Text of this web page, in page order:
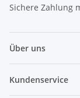
Sichere Zahlung
Über uns
Kundenservice